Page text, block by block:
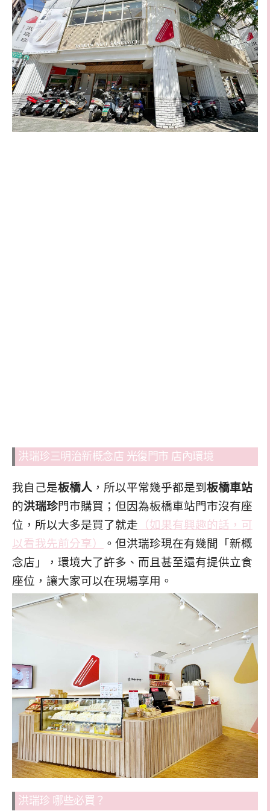
洪瑞珍三明治新概念店 光復門市 店內環境
我自己是板橋人 ，所以平常幾乎都是到 板橋車站
的洪瑞珍門市購買；但因為板橋車站門市沒有座
位，所以大多是買了就走 （如果有興趣的話，可
以看我先前分享）
。但洪瑞珍現在有幾間「新概
念店」，環境大了許多、而且甚至還有提供立食
座位，讓大家可以在現場享用。
洪瑞珍 哪些必買？